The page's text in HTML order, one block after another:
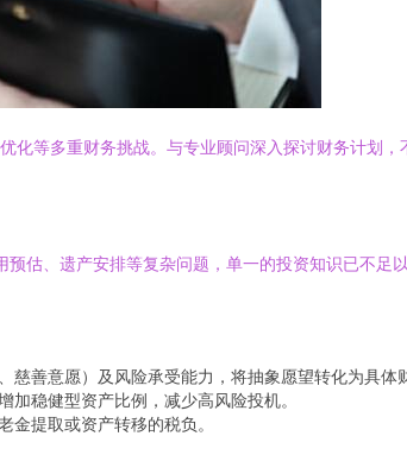
等多重财务挑战。与专业顾问深入探讨财务计划
估、遗产安排等复杂问题，单一的投资知识已不足
善意愿）及风险承受能力，将抽象愿望转化为具体
稳健型资产比例，减少高风险投机。
提取或资产转移的税负。